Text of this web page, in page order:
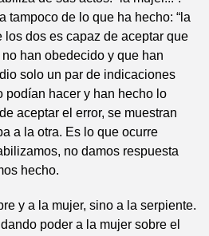
tampoco de lo que ha hecho: “la
los dos es capaz de aceptar que
han obedecido y que han
solo un par de indicaciones
podían hacer y han hecho lo
aceptar el error, se muestran
a la otra. Es lo que ocurre
no damos respuesta
hecho.
y a la mujer, sino a la serpiente.
poder a la mujer sobre el